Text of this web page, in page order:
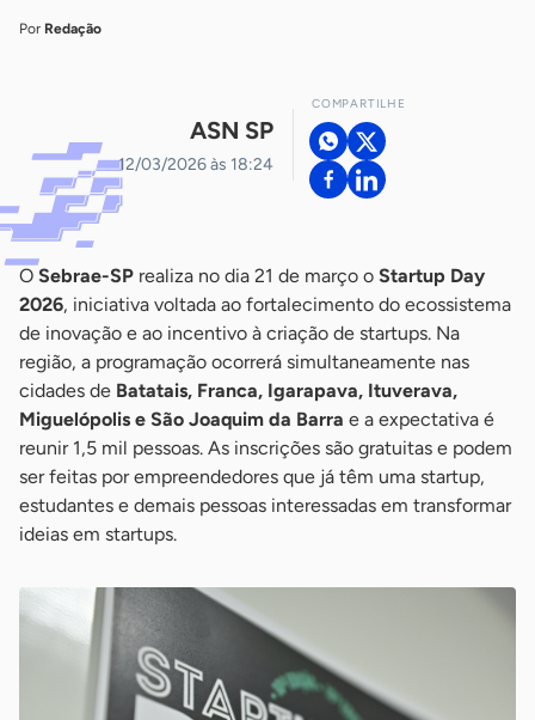
Por Redação
ASN SP
12/03/2026 às 18:24
COMPARTILHE
O Sebrae-SP realiza no dia 21 de março o Startup Day
2026, iniciativa voltada ao fortalecimento do ecossistema
de inovação e ao incentivo à criação de startups. Na
região, a programação ocorrerá simultaneamente nas
cidades de Batatais, Franca, Igarapava, Ituverava,
Miguelópolis e São Joaquim da Barra e a expectativa é
reunir 1,5 mil pessoas. As inscrições são gratuitas e podem
ser feitas por empreendedores que já têm uma startup,
estudantes e demais pessoas interessadas em transformar
ideias em startups.